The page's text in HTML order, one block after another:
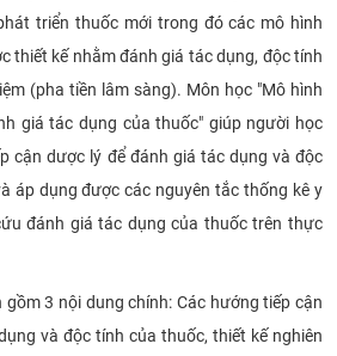
triển thuốc mới trong đó các mô hình
thiết kế nhằm đánh giá tác dụng, độc tính
(pha tiền lâm sàng). Môn học "Mô hình
giá tác dụng của thuốc" giúp người học
cận dược lý để đánh giá tác dụng và độc
áp dụng được các nguyên tắc thống kê y
đánh giá tác dụng của thuốc trên thực
3 nội dung chính: Các hướng tiếp cận
và độc tính của thuốc, thiết kế nghiên